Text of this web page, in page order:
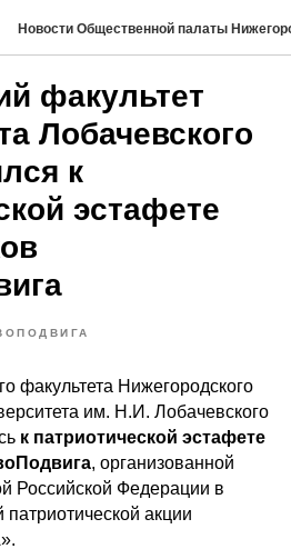
Новости Общественной палаты
факультет
Лобачевского
к
эстафете
факультета Нижегородского
им. Н.И. Лобачевского
к патриотической эстафете
, организованной
Российской Федерации в
акции